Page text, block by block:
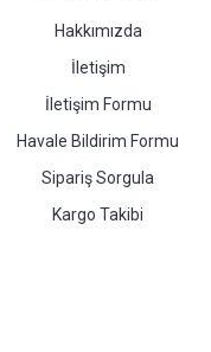
Hakkımızda
İletişim
İletişim Formu
Havale Bildirim Formu
Sipariş Sorgula
Kargo Takibi